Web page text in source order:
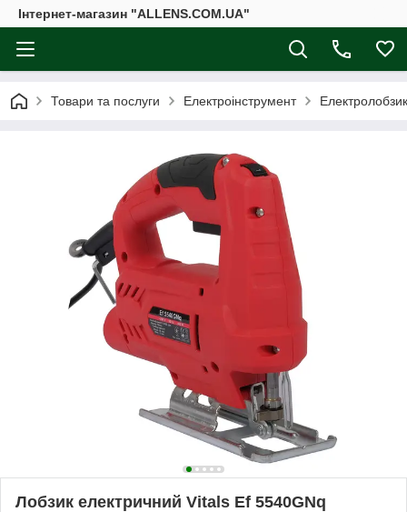
Інтернет-магазин "ALLENS.COM.UA"
Товари та послуги Електроінструмент
Лобзик електричний Vitals Ef 5540GNq